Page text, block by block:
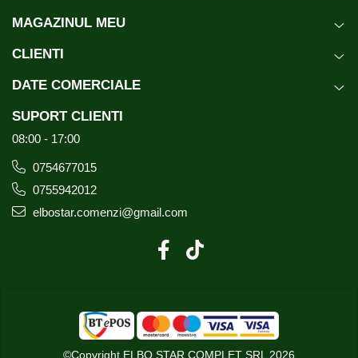
MAGAZINUL MEU
CLIENTI
DATE COMERCIALE
SUPORT CLIENTI
08:00 - 17:00
0754677015
0755942012
elbostar.comenzi@gmail.com
©Copyright ELBO STAR COMPLET SRL 2026